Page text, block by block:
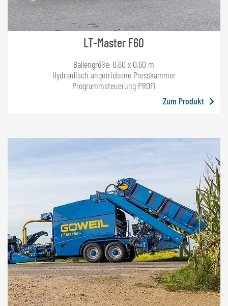
LT-Master F60
Ballengröße: 0,60 x 0,60 m
Hydraulisch angetriebene Presskammer
Programmsteuerung PROFI
Zum Produkt